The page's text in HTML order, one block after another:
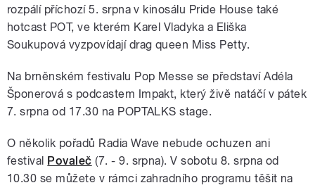
rozpálí příchozí 5. srpna v kinosálu Pride House také
hotcast POT, ve kterém Karel Vladyka a Eliška
Soukupová vyzpovídají drag queen Miss Petty.
Na brněnském festivalu Pop Messe se představí Adéla
Šponerová s podcastem Impakt, který živě natáčí v pátek
7. srpna od 17.30 na POPTALKS stage.
O několik pořadů Radia Wave nebude ochuzen ani
festival Povaleč (7. - 9. srpna). V sobotu 8. srpna od
10.30 se můžete v rámci zahradního programu těšit na